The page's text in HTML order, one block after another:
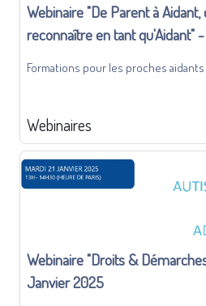
Webinaire "De Parent à
reconnaître en tant qu'Aidant"
Formations pour les proches aidants
Webinaires
Webinaire "Droits &
Janvier 2025